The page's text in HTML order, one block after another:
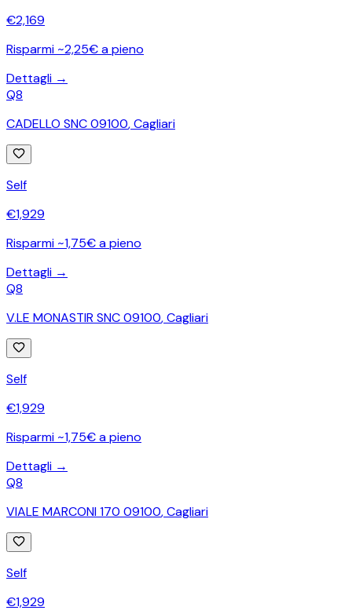
€2,169
Risparmi ~2,25€ a pieno
Dettagli →
Q8
CADELLO SNC 09100,Cagliari
Self
€1,929
Risparmi ~1,75€ a pieno
Dettagli →
Q8
V.LE MONASTIR SNC 09100,Cagliari
Self
€1,929
Risparmi ~1,75€ a pieno
Dettagli →
Q8
VIALE MARCONI 170 09100,Cagliari
Self
€1,929